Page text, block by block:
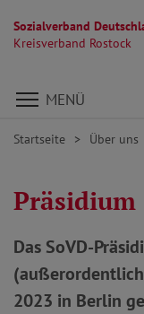
Sozialverband
Kreisverband Rostock
Direkt zu den
MENÜ
Startseite Über uns
Präsidium
Das SoVD-
2023 in Berlin